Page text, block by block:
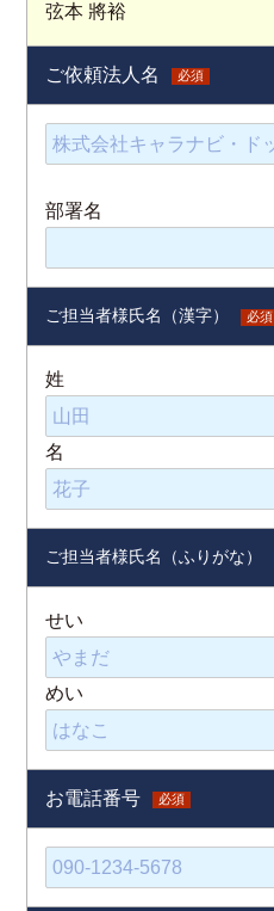
弦本 將裕
ご依頼法人名 必須
部署名
ご担当者様氏名（漢字） 必須
姓
名
ご担当者様氏名（ふりがな）
せい
めい
お電話番号 必須